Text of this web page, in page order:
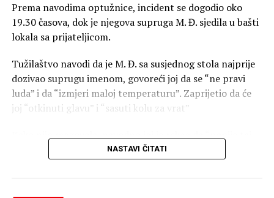
Prema navodima optužnice, incident se dogodio oko
19.30 časova, dok je njegova supruga M. Đ. sjedila u bašti
lokala sa prijateljicom.
Tužilaštvo navodi da je M. Đ. sa susjednog stola najprije
dozivao suprugu imenom, govoreći joj da se “ne pravi
luda” i da “izmjeri maloj temperaturu”. Zaprijetio da će
joj “otkinuti glavu” i “sasuti kolu za vrat”
sok i gubi se kući”, nakon čega joj je, prema optužnici,
za vrat”.
NASTAVI ČITATI